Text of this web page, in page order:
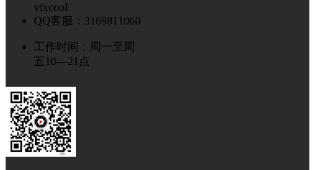
vfxcool
QQ客服：3169811060
工作时间：周一至周
五10—21点